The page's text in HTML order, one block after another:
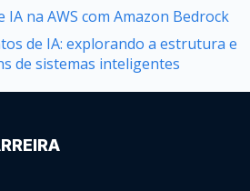
IA na AWS com Amazon Bedrock
de IA: explorando a estrutura e
de sistemas inteligentes